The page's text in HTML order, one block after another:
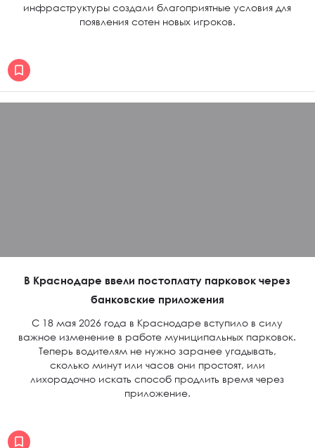
инфраструктуры создали благоприятные условия для
появления сотен новых игроков.
В Краснодаре ввели постоплату парковок через
банковские приложения
С 18 мая 2026 года в Краснодаре вступило в силу
важное изменение в работе муниципальных парковок.
Теперь водителям не нужно заранее угадывать,
сколько минут или часов они простоят, или
лихорадочно искать способ продлить время через
приложение.